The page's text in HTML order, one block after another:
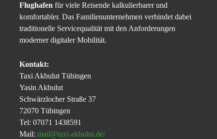
Flughafen für viele Reisende kalkulierbarer und
komfortabler. Das Familienunternehmen verbindet dabei
traditionelle Servicequalität mit den Anforderungen
moderner digitaler Mobilität.
Kontakt:
Taxi Akbulut Tübingen
Yasin Akbulut
Schwärzlocher Straße 37
72070 Tübingen
Tel: 07071 1438591
Mail: mail@taxi-akbulut.de/